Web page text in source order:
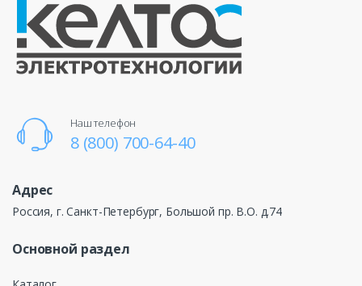
Наш телефон
8 (800) 700-64-40
Адрес
Россия, г. Санкт-Петербург, Большой пр. В.О. д.74
Основной раздел